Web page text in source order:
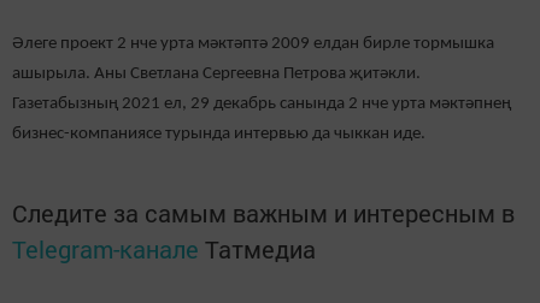
Әлеге проект 2 нче урта мәктәптә 2009 елдан бирле тормышка
ашырыла. Аны Светлана Сергеевна Петрова җитәкли.
Газетабызның 2021 ел, 29 декабрь санында 2 нче урта мәктәпнең
бизнес-компаниясе турында интервью да чыккан иде.
Следите за самым важным и интересным в
Telegram-канале Татмедиа